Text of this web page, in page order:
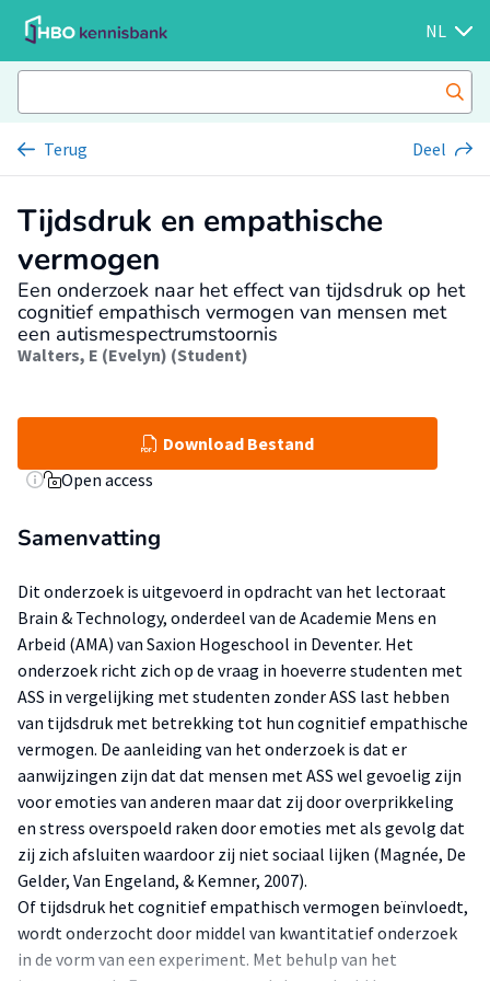
NL
Terug Deel
Tijdsdruk en empathische
vermogen
Een onderzoek naar het effect van tijdsdruk op het
cognitief empathisch vermogen van mensen met
een autismespectrumstoornis
Walters, E (Evelyn) (Student)
Download Bestand
Open access
Samenvatting
Dit onderzoek is uitgevoerd in opdracht van het lectoraat
Brain & Technology, onderdeel van de Academie Mens en
Arbeid (AMA) van Saxion Hogeschool in Deventer. Het
onderzoek richt zich op de vraag in hoeverre studenten met
ASS in vergelijking met studenten zonder ASS last hebben
van tijdsdruk met betrekking tot hun cognitief empathische
vermogen. De aanleiding van het onderzoek is dat er
aanwijzingen zijn dat dat mensen met ASS wel gevoelig zijn
voor emoties van anderen maar dat zij door overprikkeling
en stress overspoeld raken door emoties met als gevolg dat
zij zich afsluiten waardoor zij niet sociaal lijken (Magnée, De
Gelder, Van Engeland, & Kemner, 2007).
Of tijdsdruk het cognitief empathisch vermogen beïnvloedt,
wordt onderzocht door middel van kwantitatief onderzoek
in de vorm van een experiment. Met behulp van het